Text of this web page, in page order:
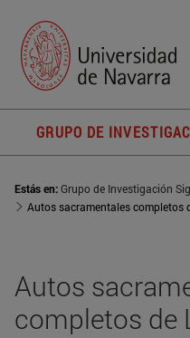
GRUPO DE
Estás en:Grupo de Investigación
Autos sacramentales completos
Autos
completos de